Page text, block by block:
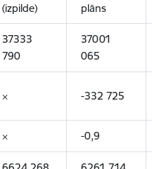
(izpilde)
plāns
37333
790
37001
065
× -332 725
× -0,9